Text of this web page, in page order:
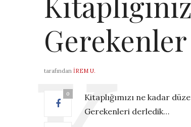
Gerekenler
tarafından İREM U.
0
Kitaplığımızı ne kadar
Gerekenleri derledik…